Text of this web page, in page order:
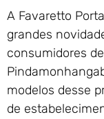
A Favaretto
grandes
consumidores
modelos desse
de